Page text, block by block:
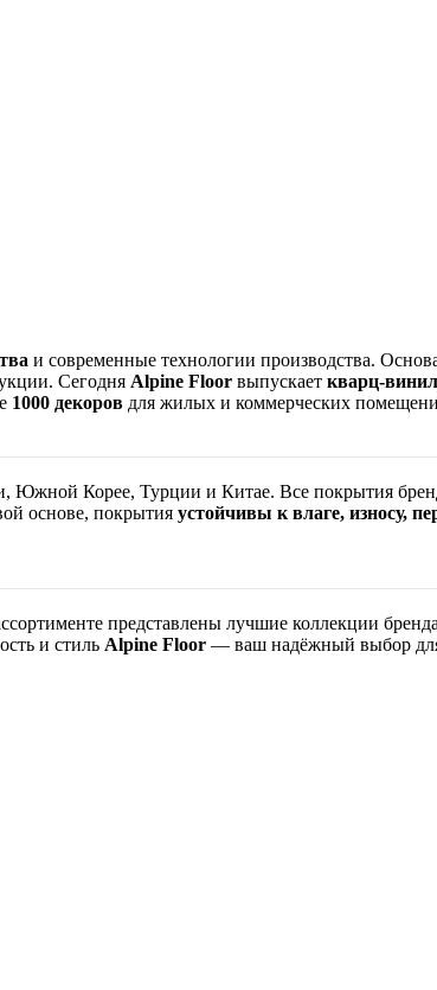
и современные технологии производства.
Сегодня Alpine Floor выпускает кварц-
1000 декоров для жилых и коммерческих
Южной Корее, Турции и Китае. Все покрытия
основе, покрытия устойчивы к влаге, износу,
представлены лучшие коллекции
и стиль Alpine Floor — ваш надёжный выбор для